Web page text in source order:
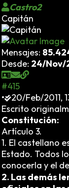
Castro2
Capitán
Mensajes:
Desde: 24/Nov/
#415
•
20/Feb/2011,
Escrito
Constitución:
Artículo 3.
1. El castellano
Estado. Todos
conocerla y el
2. Las demás